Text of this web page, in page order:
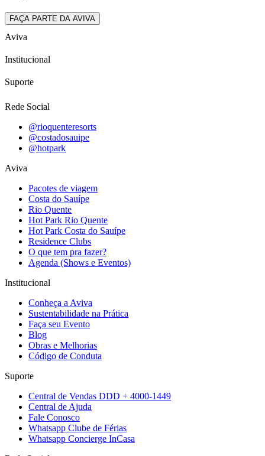
FAÇA PARTE DA AVIVA
Aviva
Institucional
Suporte
Rede Social
@rioquenteresorts
@costadosauipe
@hotpark
Aviva
Pacotes de viagem
Costa do Sauípe
Rio Quente
Hot Park Rio Quente
Hot Park Costa do Sauípe
Residence Clubs
O que tem pra fazer?
Agenda (Shows e Eventos)
Institucional
Conheça a Aviva
Sustentabilidade na Prática
Faça seu Evento
Blog
Obras e Melhorias
Código de Conduta
Suporte
Central de Vendas DDD + 4000-1449
Central de Ajuda
Fale Conosco
Whatsapp Clube de Férias
Whatsapp Concierge InCasa